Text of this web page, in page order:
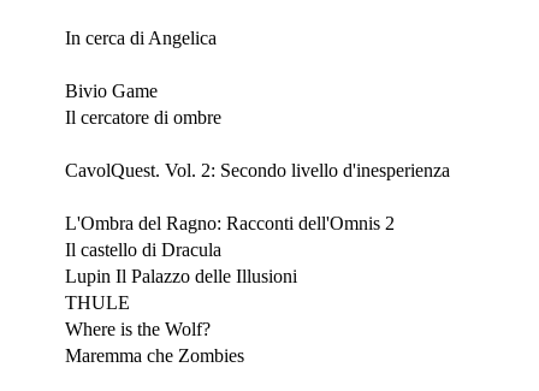
In cerca di Angelica
Bivio Game
Il cercatore di ombre
CavolQuest. Vol. 2: Secondo livello d'inesperienza
L'Ombra del Ragno: Racconti dell'Omnis 2
Il castello di Dracula
Lupin Il Palazzo delle Illusioni
THULE
Where is the Wolf?
Maremma che Zombies